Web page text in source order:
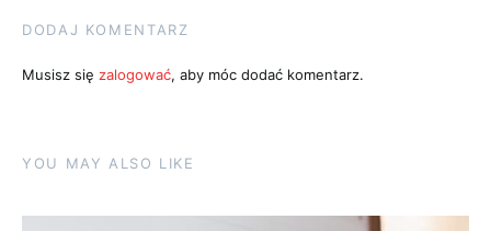
DODAJ KOMENTARZ
Musisz się zalogować, aby móc dodać komentarz.
YOU MAY ALSO LIKE